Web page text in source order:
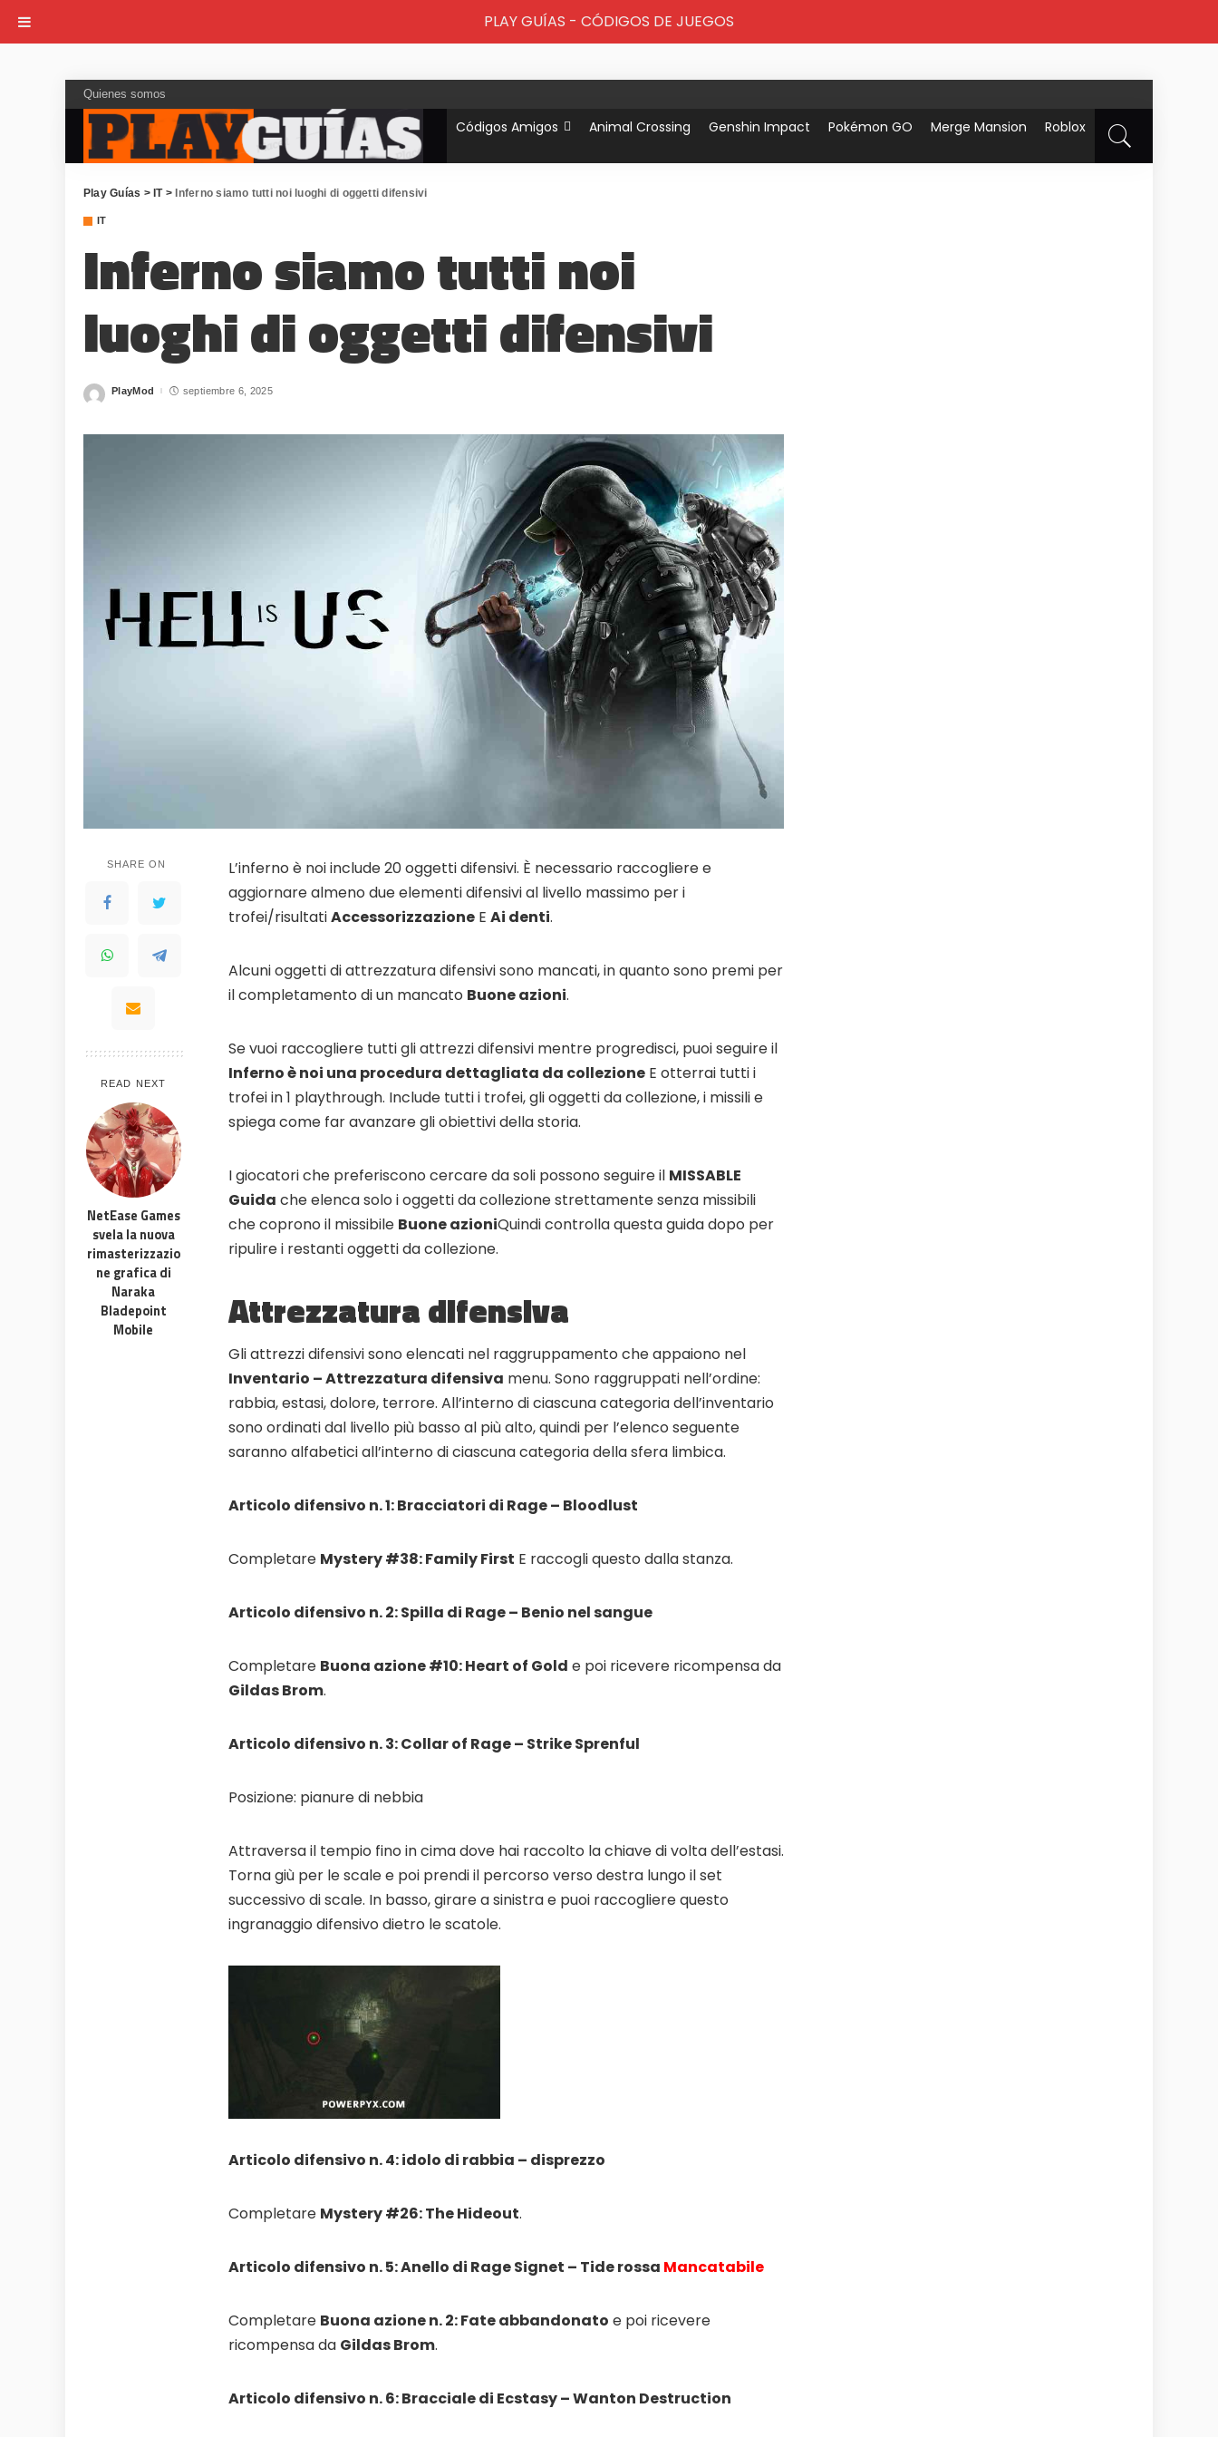
Quienes somos
Códigos Amigos Animal Crossing Genshin Impact Pokémon GO Merge Mansion Roblox
WHY JOIN THE CHANNEL?
No subscription, no credit card required —
Get exclusive codes and strategies before
Limited-time game codes
fast, they expire
Steam Games Giveaways
Zero Ads • Zero Spam
No promotions, no junk — just pure
gaming content
Instant Telegram Delivery
Everything arrives directly — faster than
Members-Only Content
Exclusive guides & secrets never
published anywhere else
Global Community
Join gamers worldwide and get real-time
alerts
Play Guías > IT> Inferno siamo tutti noi luoghi di oggetti difensivi
IT
Inferno siamo tutti noi
luoghi di oggetti difensivi
Posted
PlayMod septiembre 6, 2025
SHARE ON
READ NEXT
NetEase Games
svela la nuova
rimasterizzazio
ne grafica di
Naraka
Bladepoint
Mobile
L’inferno è noi include 20 oggetti difensivi. È necessario raccogliere e
aggiornare almeno due elementi difensivi al livello massimo per i
trofei/risultatiAccessorizzazione E Ai denti.
Alcuni oggetti di attrezzatura difensivi sono mancati, in quanto sono premi per
il completamento di un mancato Buone azioni.
Se vuoi raccogliere tutti gli attrezzi difensivi mentre progredisci, puoi seguire il
Inferno è noi una procedura dettagliata da collezione E otterrai tutti i
trofei in 1 playthrough. Include tutti i trofei, gli oggetti da collezione, i missili e
spiega come far avanzare gli obiettivi della storia.
I giocatori che preferiscono cercare da soli possono seguire il MISSABLE
Guida che elenca solo i oggetti da collezione strettamente senza missibili
che coprono il missibile Buone azioniQuindi controlla questa guida dopo per
ripulire i restanti oggetti da collezione.
Attrezzatura difensiva
Gli attrezzi difensivi sono elencati nel raggruppamento che appaiono nel
Inventario – Attrezzatura difensiva menu. Sono raggruppati nell’ordine:
rabbia, estasi, dolore, terrore. All’interno di ciascuna categoria dell’inventario
sono ordinati dal livello più basso al più alto, quindi per l’elenco seguente
saranno alfabetici all’interno di ciascuna categoria della sfera limbica.
Articolo difensivo n. 1: Bracciatori di Rage – Bloodlust
Completare Mystery #38: Family First E raccogli questo dalla stanza.
Articolo difensivo n. 2: Spilla di Rage – Benio nel sangue
Completare Buona azione #10: Heart of Gold e poi ricevere ricompensa da
Gildas Brom.
Articolo difensivo n. 3: Collar of Rage – Strike Sprenful
Posizione: pianure di nebbia
Attraversa il tempio fino in cima dove hai raccolto la chiave di volta dell’estasi.
Torna giù per le scale e poi prendi il percorso verso destra lungo il set
successivo di scale. In basso, girare a sinistra e puoi raccogliere questo
ingranaggio difensivo dietro le scatole.
Articolo difensivo n. 4: idolo di rabbia – disprezzo
Completare Mystery #26: The Hideout.
Articolo difensivo n. 5: Anello di Rage Signet – Tide rossa Mancatabile
Completare Buona azione n. 2: Fate abbandonato e poi ricevere
ricompensa da Gildas Brom.
Articolo difensivo n. 6: Bracciale di Ecstasy – Wanton Destruction
PLAY GUÍAS - CÓDIGOS DE JUEGOS